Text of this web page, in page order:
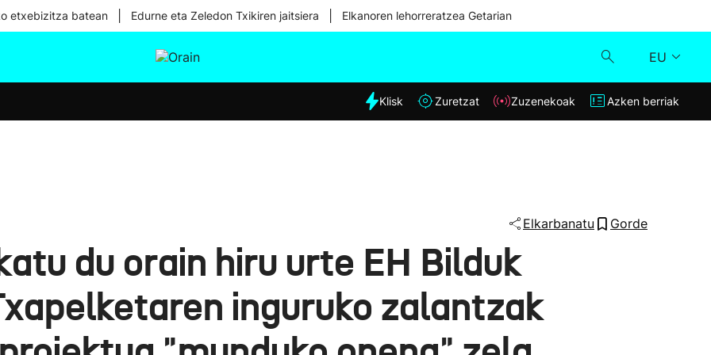
etxebizitza batean Edurne eta Zeledon Txikiren jaitsiera Elkanoren lehorreratzea Getarian
EU
Eguraldia
Klisk
Klisk Zuretzat Zuzenekoak Azken berriak
Elkarbanatu Gorde
du orain hiru urte EH Bilduk
inguruko zalantzak